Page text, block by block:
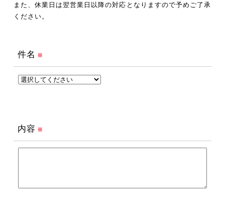
また、休業日は翌営業日以降の対応となりますので予めご了承
ください。
件名 ※
内容 ※